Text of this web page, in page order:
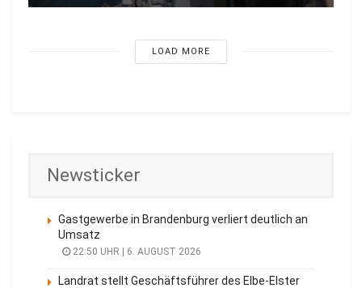
LOAD MORE
Newsticker
Gastgewerbe in Brandenburg verliert deutlich an
Umsatz
22:50 UHR | 6. AUGUST 2026
Landrat stellt Geschäftsführer des Elbe-Elster